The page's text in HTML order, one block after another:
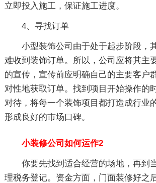
立即投入施工，保证施工进度。
4、寻找订单
小型装饰公司由于处于起步阶段，
难收到装饰订单。所以，公司应将其主
的宣传，宣传前应明确自己的主要客户
对性地获取订单。找到项目开始操作的
对待，将每一个装饰项目都打造成行业
形成良好的市场口碑。
小装修公司如何运作2
你要先找到适合经营的场地，再到
理税务登记。资金方面，门面装修好之